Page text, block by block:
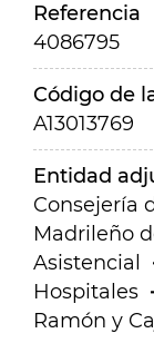
Referencia
4086795
Código de
A13013769
Entidad
Consejería
Madrileño
Asistencial
Hospitales
Ramón y